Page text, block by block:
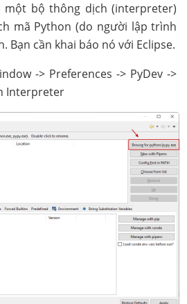
một bộ thông dịch (interpreter)
mã Python (do người lập trình
Bạn cần khai báo nó với Eclipse.
-> Preferences -> PyDev ->
Interpreter